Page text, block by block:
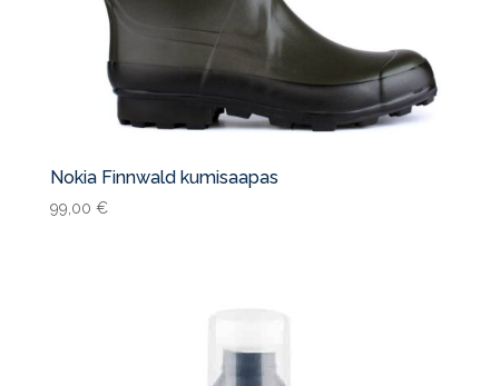
Nokia Finnwald kumisaapas
99,00 €